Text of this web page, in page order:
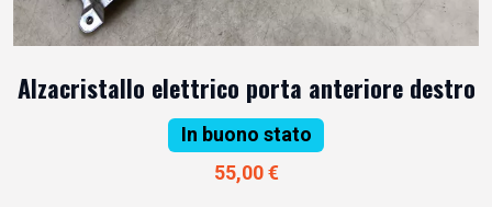
Alzacristallo elettrico porta anteriore destro
In buono stato
55,00 €